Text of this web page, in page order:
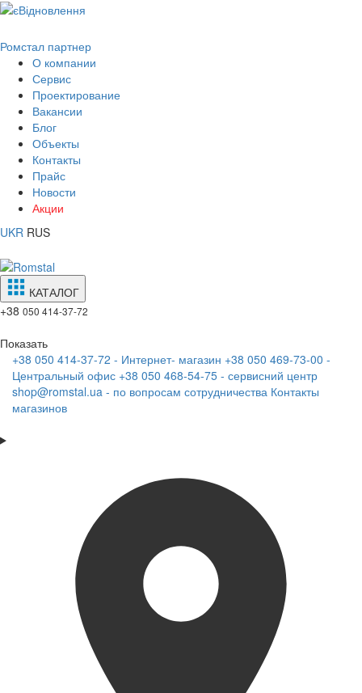
Ромстал партнер
О компании
Сервис
Проектирование
Вакансии
Блог
Объекты
Контакты
Прайс
Новости
Акции
UKR RUS
КАТАЛОГ
+38 050 414-37-72
Показать
+38 050 414-37-72 - Интернет- магазин +38 050 469-73-00 -
Центральный офис +38 050 468-54-75 - сервисний центр
shop@romstal.ua - по вопросам сотрудничества Контакты
магазинов